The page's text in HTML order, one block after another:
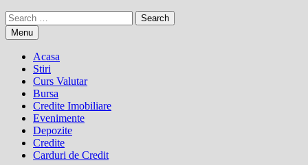
Search
for:Menu
Acasa
Stiri
Curs Valutar
Bursa
Credite Imobiliare
Evenimente
Depozite
Credite
Carduri de Credit